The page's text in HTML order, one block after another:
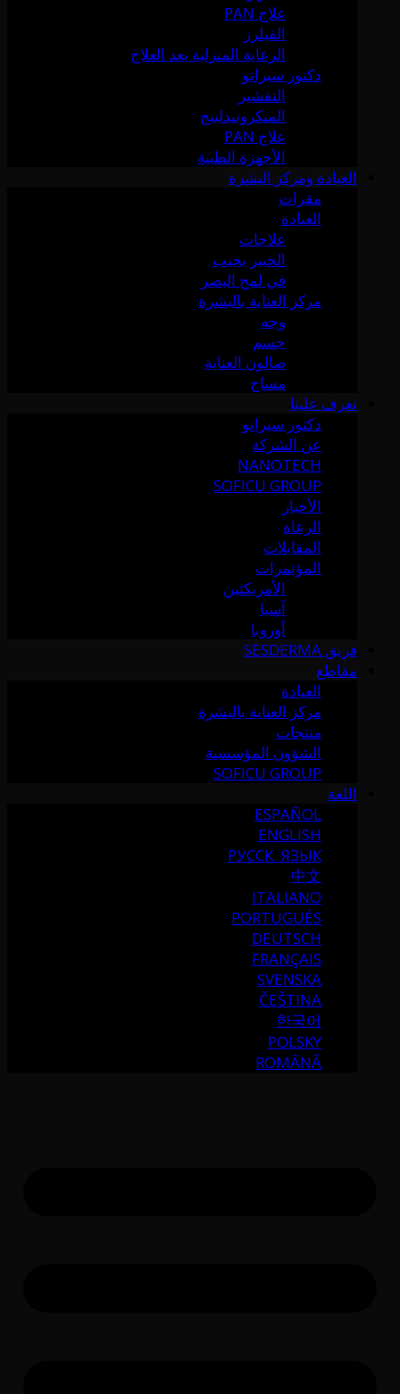
علاج PAN
الفيلرز
الرعاية المنزلية بعد العلاج
دكتور سيرانو
التقشير
الميكرونيدلينج
علاج PAN
الأجهزة الطبية
العيادة ومركز البشرة
مقرات
العيادة
علاجات
الخبير يجيب
في لمح البصر
مركز العناية بالبشرة
وجه
جسم
صالون العناية
مساج
تعرف علينا
دكتور سيرانو
عن الشركة
NANOTECH
SOFICU GROUP
الأخبار
الرعاة
المقابلات
المؤتمرات
الأمريكتين
آسيا
أوروبا
فريق SESDERMA
مقاطع
العيادة
مركز العناية بالبشرة
منتجات
الشؤون المؤسسية
SOFICU GROUP
اللغة
ESPAÑOL
ENGLISH
РУССК. ЯЗЫК
中文
ITALIANO
PORTUGUÉS
DEUTSCH
FRANÇAIS
SVENSKA
ČEŠTINA
한국어
POLSKY
ROMÂNĂ